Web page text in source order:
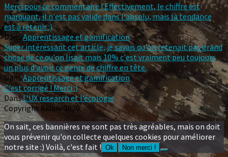
Merci pour ce commentaire ! Effectivement, le chiffre est
marquant, il n'est pas valide dans l'absolu, mais la tendance
est à retenir :)
DansApprentissage et gamification
Super intéressant cet article, je savais qu'on retenait pas grand
chose de ce qu'on lisait mais 10% c'est vraiment peu toujours
un plus d'avoir ce genre de chiffre en tête.
DansApprentissage et gamification
C'est corrigé ! Merci :)
DansL’UX research et l’écologie
Copyright Akiani 2020
On sait, ces bannières ne sont pas très agréables, mais on doit
vous prévenir qu'on collecte quelques cookies pour améliorer
notre site :) Voilà, c'est fait ! Ok Non merci !